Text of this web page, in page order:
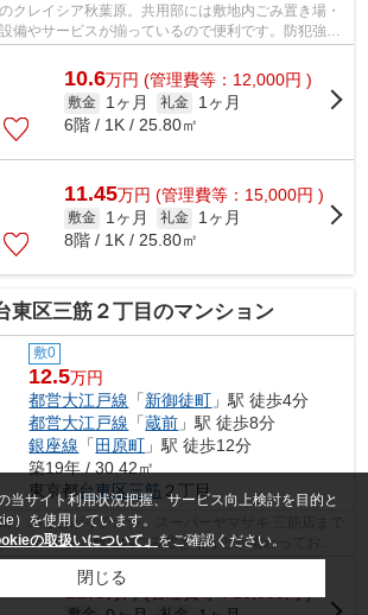
クレイシア秋葉原。共用部には敷地内ごみ置き場・
備やサービスが揃っているので便利です。防犯強化
で、夜道の一...
10.6万円 (管理費等：12,000円 )
敷金 1ヶ月 礼金
1ヶ月
6階 / 1K / 25.80㎡
11.45万円 (管理費等：15,000円 )
敷金 1ヶ月 礼金
1ヶ月
8階 / 1K / 25.80㎡
東区三筋２丁目のマンション
敷0
12.5万円
都営大江戸線 「新御徒町 」駅 徒歩4分
都営大江戸線 「蔵前 」駅 徒歩8分
銀座線 「 田原町 」駅 徒歩12分
築19年 / 30.42㎡
東京都台東区三筋 ２丁目
」のここがイチオシ。スーパーヤマザキ 三筋店まで
レベータ・敷地内ごみ置き場などが備わっており
2駅利用できる...
12.5
当サイト利用状況把握、サービス向上検討を目的と
）を使用しています。
の取扱いについて」 をご確認ください。
閉じる